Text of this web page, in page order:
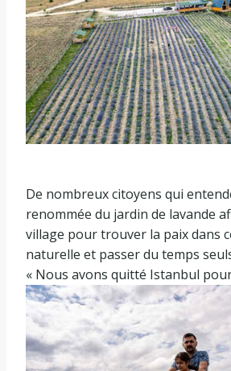
De nombreux citoyens qui
renommée du jardin de lavande
village pour trouver la paix dans
naturelle et passer du temps
« Nous avons quitté Istanbul